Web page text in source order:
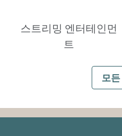
스트리밍 엔터테인먼
트
모